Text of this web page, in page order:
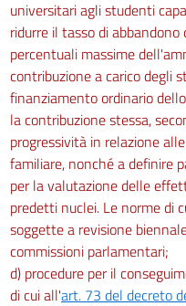
universitari agli studenti
ridurre il tasso di
percentuali massime
contribuzione a carico degli
finanziamento ordinario
la contribuzione stessa,
progressività in relazione
familiare, nonché a definire
per la valutazione delle
predetti nuclei. Le norme di
soggette a revisione
commissioni parlamentari;
d) procedure per il
di cui all'art. 73 del decreto